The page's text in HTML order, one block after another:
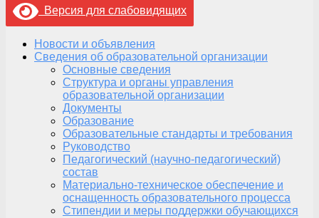
Версия для слабовидящих
Новости и объявления
Сведения об образовательной организации
Основные сведения
Структура и органы управления
образовательной организации
Документы
Образование
Образовательные стандарты и требования
Руководство
Педагогический (научно-педагогический)
состав
Материально-техническое обеспечение и
оснащенность образовательного процесса
Стипендии и меры поддержки обучающихся